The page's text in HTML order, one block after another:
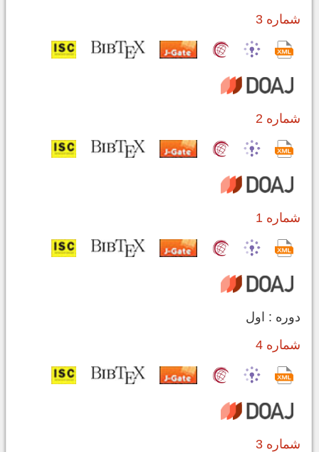
شماره 3
شماره 2
شماره 1
دوره : اول
شماره 4
شماره 3